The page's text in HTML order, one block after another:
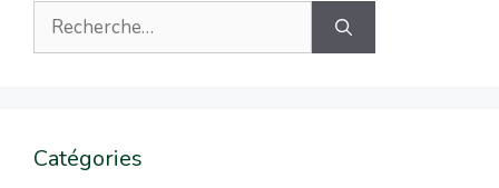
Catégories